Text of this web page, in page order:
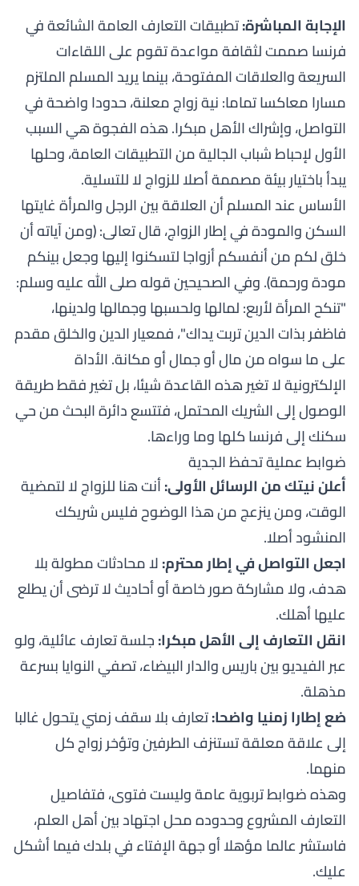
الإجابة المباشرة:تطبيقات التعارف العامة الشائعة في
فرنسا صممت لثقافة مواعدة تقوم على اللقاءات
السريعة والعلاقات المفتوحة، بينما يريد المسلم الملتزم
مسارا معاكسا تماما: نية زواج معلنة، حدودا واضحة في
التواصل، وإشراك الأهل مبكرا. هذه الفجوة هي السبب
الأول لإحباط شباب الجالية من التطبيقات العامة، وحلها
يبدأ باختيار بيئة مصممة أصلا للزواج لا للتسلية.
الأساس عند المسلم أن العلاقة بين الرجل والمرأة غايتها
السكن والمودة في إطار الزواج، قال تعالى:﴿ومن آياته أن
خلق لكم من أنفسكم أزواجا لتسكنوا إليها وجعل بينكم
مودة ورحمة﴾. وفي الصحيحين قوله صلى الله عليه وسلم:
"تنكح المرأة لأربع: لمالها ولحسبها وجمالها ولدينها،
فاظفر بذات الدين تربت يداك"، فمعيار الدين والخلق مقدم
على ما سواه من مال أو جمال أو مكانة. الأداة
الإلكترونية لا تغير هذه القاعدة شيئا، بل تغير فقط طريقة
الوصول إلى الشريك المحتمل، فتتسع دائرة البحث من حي
سكنك إلى فرنسا كلها وما وراءها.
ضوابط عملية تحفظ الجدية
أعلن نيتك من الرسائل الأولى:أنت هنا للزواج لا لتمضية
الوقت، ومن ينزعج من هذا الوضوح فليس شريكك
المنشود أصلا.
اجعل التواصل في إطار محترم:لا محادثات مطولة بلا
هدف، ولا مشاركة صور خاصة أو أحاديث لا ترضى أن يطلع
عليها أهلك.
انقل التعارف إلى الأهل مبكرا:جلسة تعارف عائلية، ولو
عبر الفيديو بين باريس والدار البيضاء، تصفي النوايا بسرعة
مذهلة.
ضع إطارا زمنيا واضحا:تعارف بلا سقف زمني يتحول غالبا
إلى علاقة معلقة تستنزف الطرفين وتؤخر زواج كل
منهما.
وهذه ضوابط تربوية عامة وليست فتوى، فتفاصيل
التعارف المشروع وحدوده محل اجتهاد بين أهل العلم،
فاستشر عالما مؤهلا أو جهة الإفتاء في بلدك فيما أشكل
عليك.